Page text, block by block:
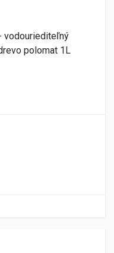
vodouriediteľný
polomat 1L